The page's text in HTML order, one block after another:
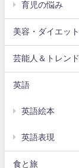
育児の悩み
美容・ダイエット
芸能人＆トレンド
英語
英語絵本
英語表現
食と旅